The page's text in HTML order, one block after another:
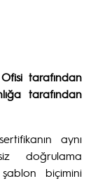
tarafından
tarafından
aynı
doğrulama
şablon biçimini